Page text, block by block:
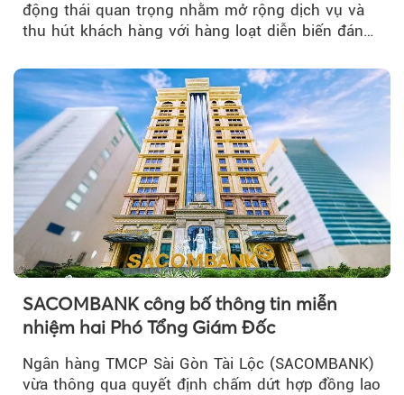
động thái quan trọng nhằm mở rộng dịch vụ và
thu hút khách hàng với hàng loạt diễn biến đáng
SACOMBANK công bố thông tin miễn
nhiệm hai Phó Tổng Giám Đốc
Ngân hàng TMCP Sài Gòn Tài Lộc (SACOMBANK)
vừa thông qua quyết định chấm dứt hợp đồng lao